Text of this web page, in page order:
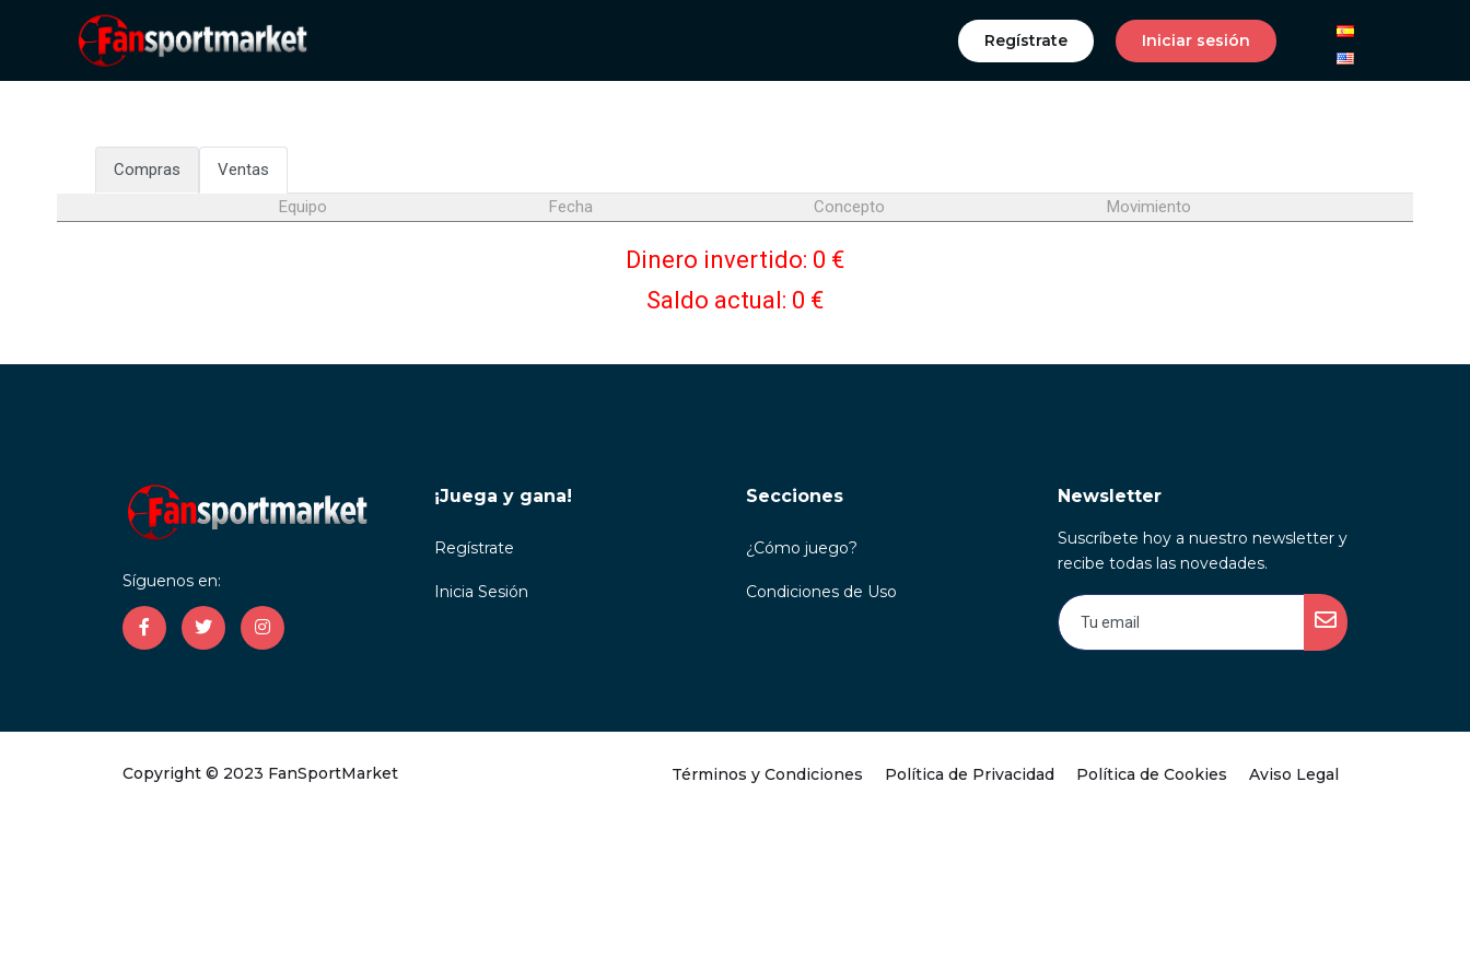
Regístrate Iniciar sesión
Compras
Ventas
Equipo
Fecha Concepto Movimiento
Dinero invertido: 0 €
Saldo actual: 0 €
Síguenos en:
¡Juega y gana!
Regístrate
Inicia Sesión
Secciones
¿Cómo juego?
Condiciones de Uso
Newsletter
Suscríbete hoy a nuestro newsletter y
recibe todas las novedades.
Copyright © 2023 FanSportMarket Términos y Condiciones Política de Privacidad Política de Cookies Aviso Legal